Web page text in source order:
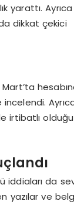
yarattı. Ayrıca
dikkat çekici
irtibatlı
iddiaları da
yazılar ve